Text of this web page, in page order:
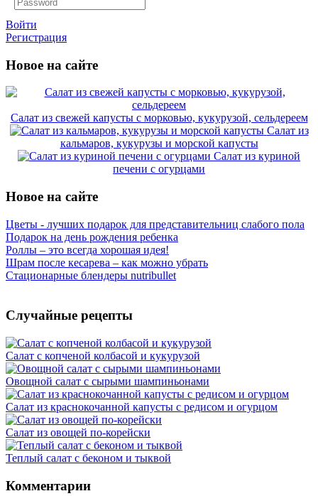
Войти
Регистрация
Новое на сайте
Салат из свежей капусты с морковью, кукурузой, сельдереем
Салат из
кальмаров, кукурузы и морской капусты
Салат из куриной
печени с огурцами
Новое на сайте
Цветы - лучших подарок для представительниц слабого пола
Подарок на день рождения ребенка
Роллы – это всегда хорошая идея!
Шрам после кесарева – как можно убрать
Стационарные блендеры nutribullet
Случайные рецепты
Салат с копченой колбасой и кукурузой
Овощной салат с сырыми шампиньонами
Салат из краснокочанной капусты с редисом и огурцом
Салат из овощей по-корейски
Теплый салат с беконом и тыквой
Комментарии